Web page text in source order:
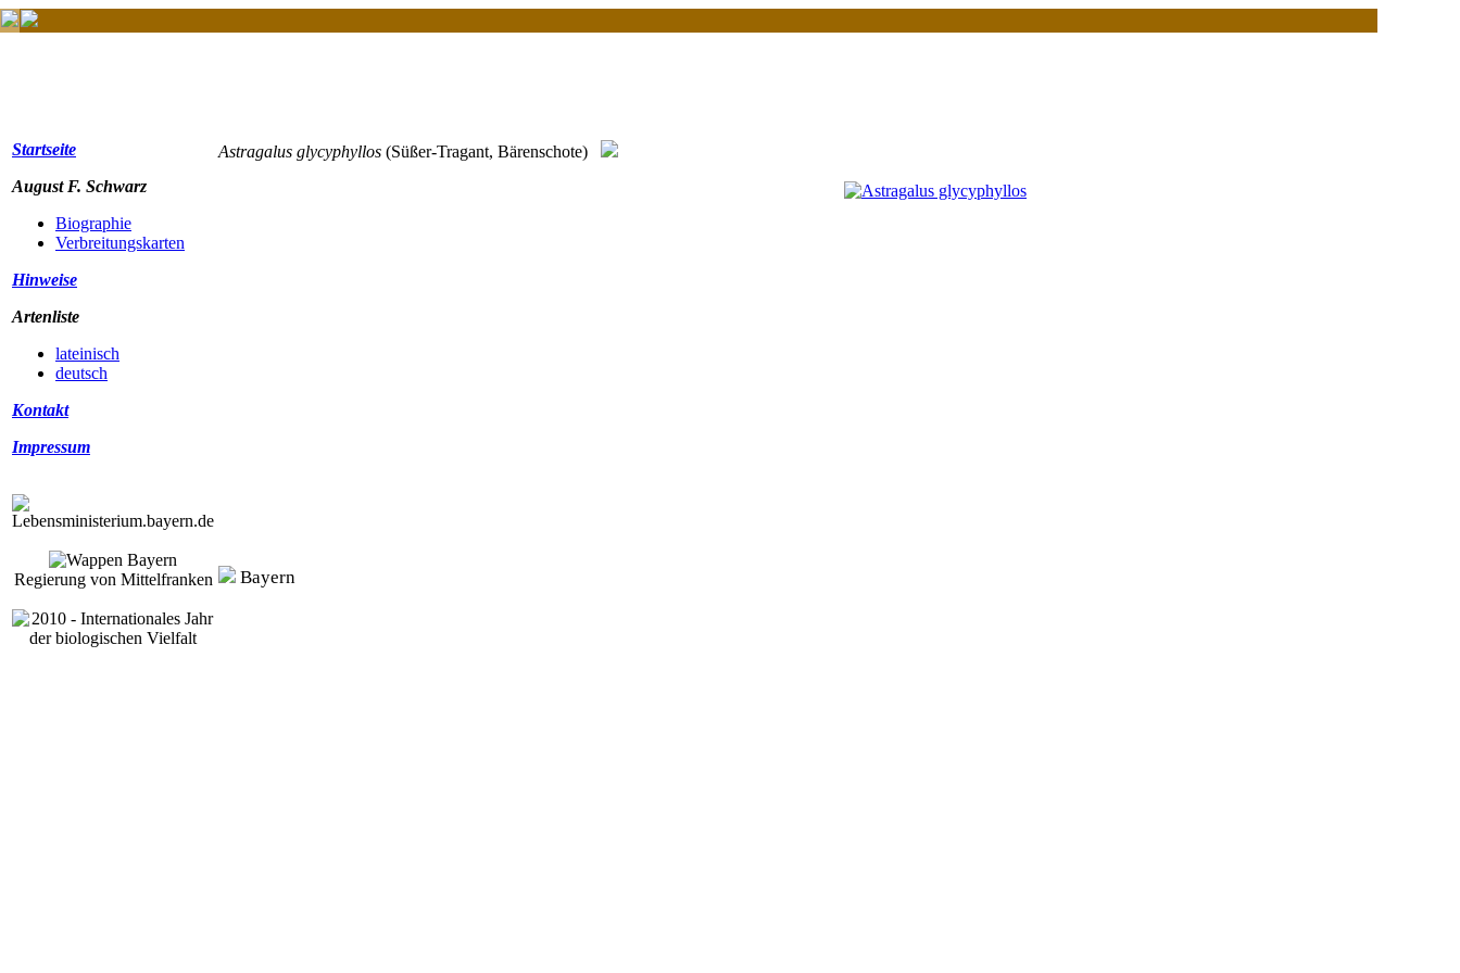
Startseite
August F. Schwarz
Biographie
Verbreitungskarten
Hinweise
Artenliste
lateinisch
deutsch
Kontakt
Impressum
Regierung von Mittelfranken
Astragalus glycyphyllos (Süßer-Tragant, Bärenschote)
Bayern